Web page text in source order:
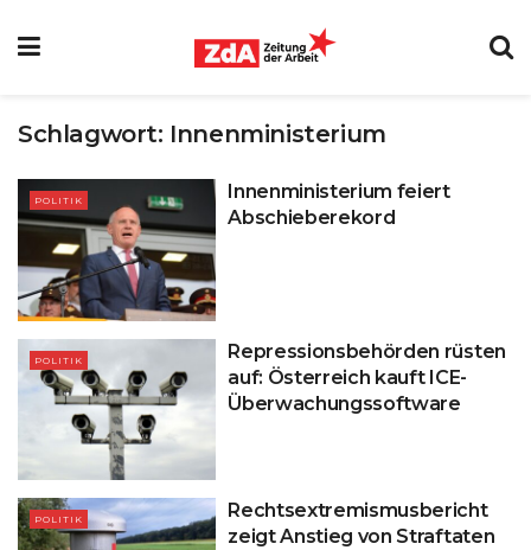
Schlagwort: Innenministerium
POLITIK
Innenministerium feiert
Abschieberekord
POLITIK
Repressionsbehörden rüsten
auf: Österreich kauft ICE-
Überwachungssoftware
POLITIK
Rechtsextremismusbericht
zeigt Anstieg von Straftaten